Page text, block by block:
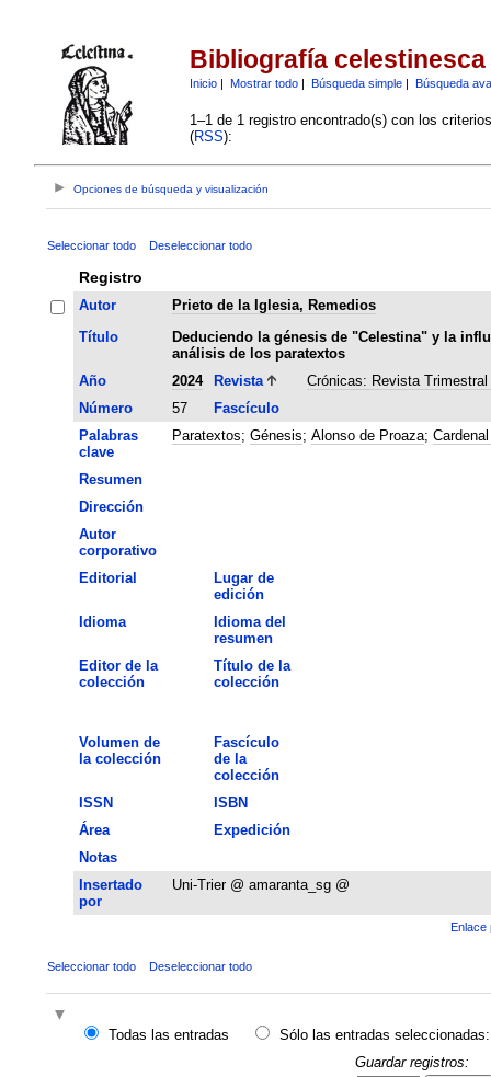
Bibliografía celestinesca
Inicio| Mostrar todo| Búsqueda simple| Búsqueda
1–1 de 1 registro encontrado(s) con los
(RSS):
Opciones de búsqueda y visualización
Seleccionar todo Deseleccionar todo
Registro
Autor
Prieto de la Iglesia, Remedios
Título
Deduciendo la génesis de "Celestina" y la
análisis de los paratextos
Año
2024 Revista
Crónicas: Revista
Número
57
Fascículo
Palabras
clave
Paratextos; Génesis; Alonso de Proaza;
Resumen
Dirección
Autor
corporativo
Editorial
Lugar de
edición
Idioma
Idioma del
resumen
Editor de la
colección
Título de la
colección
Volumen de
la colección
Fascículo
de la
colección
ISSN
ISBN
Área
Expedición
Notas
Insertado
por
Uni-Trier @ amaranta_sg @
Enlace
Seleccionar todo Deseleccionar todo
Todas las entradas
Sólo las entradas seleccionadas:
Guardar registros: